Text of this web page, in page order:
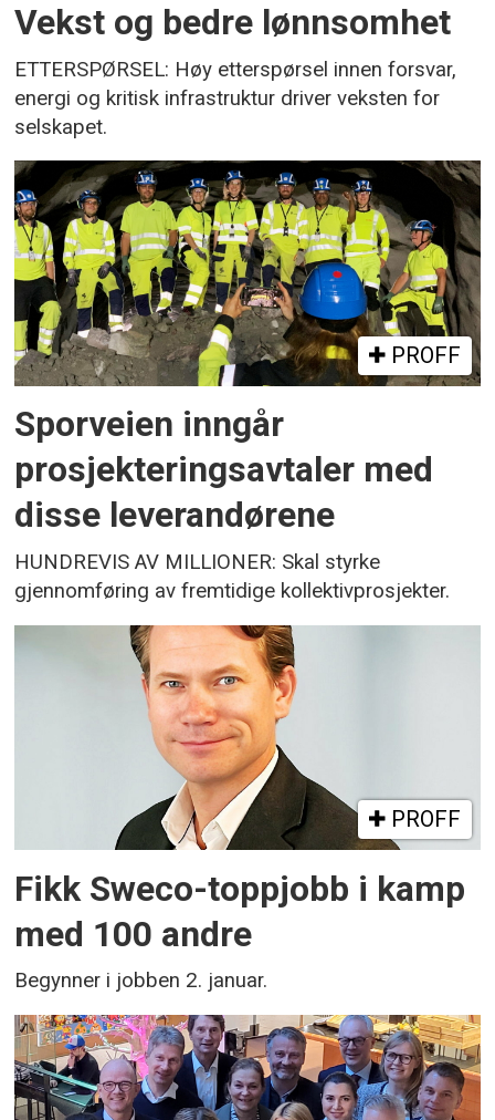
Vekst og bedre lønnsomhet
ETTERSPØRSEL: Høy etterspørsel innen forsvar,
energi og kritisk infrastruktur driver veksten for
selskapet.
PROFF
Sporveien inngår
prosjekteringsavtaler med
disse leverandørene
HUNDREVIS AV MILLIONER: Skal styrke
gjennomføring av fremtidige kollektivprosjekter.
PROFF
Fikk Sweco-toppjobb i kamp
med 100 andre
Begynner i jobben 2. januar.